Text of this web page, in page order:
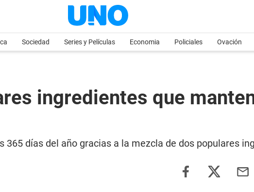
Sociedad Series y Películas Economia Policiales Ovación
ingredientes que
días del año gracias a la mezcla de dos populares